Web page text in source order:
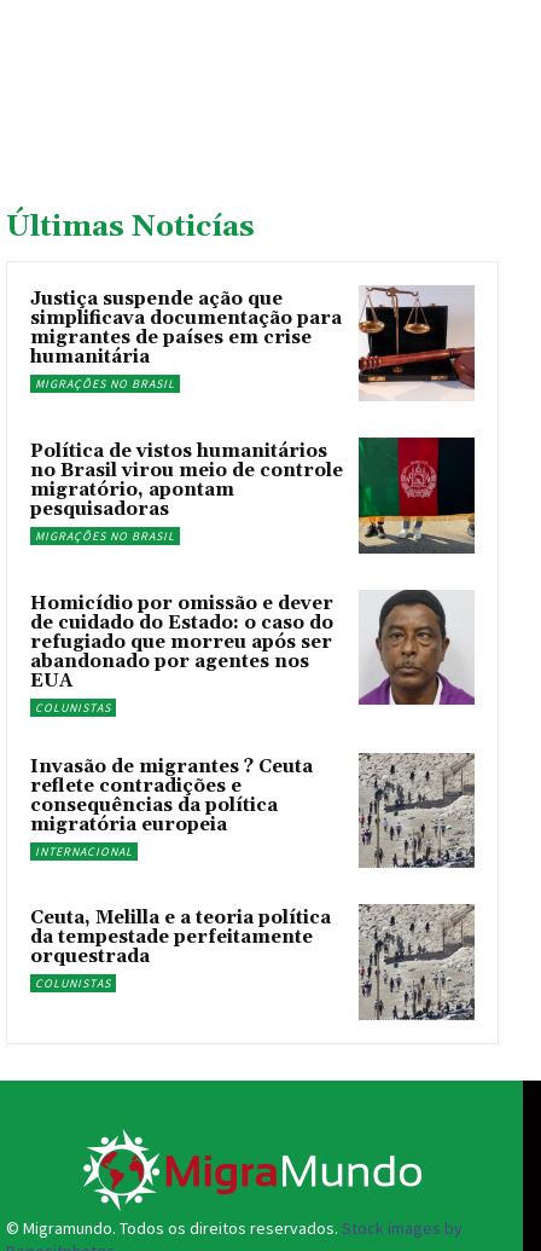
Últimas Noticías
Justiça suspende ação que
simplificava documentação para
migrantes de países em crise
humanitária
MIGRAÇÕES NO BRASIL
Política de vistos humanitários
no Brasil virou meio de controle
migratório, apontam
pesquisadoras
MIGRAÇÕES NO BRASIL
Homicídio por omissão e dever
de cuidado do Estado: o caso do
refugiado que morreu após ser
abandonado por agentes nos
EUA
COLUNISTAS
Invasão de migrantes ? Ceuta
reflete contradições e
consequências da política
migratória europeia
INTERNACIONAL
Ceuta, Melilla e a teoria política
da tempestade perfeitamente
orquestrada
COLUNISTAS
© Migramundo. Todos os direitos reservados. Stock images by